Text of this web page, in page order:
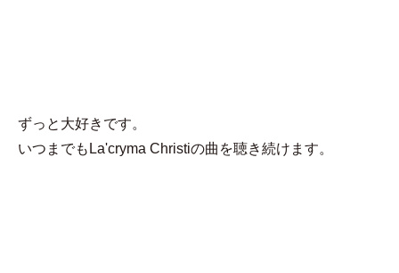
ずっと大好きです。
いつまでもLa'cryma Christiの曲を聴き続けます。